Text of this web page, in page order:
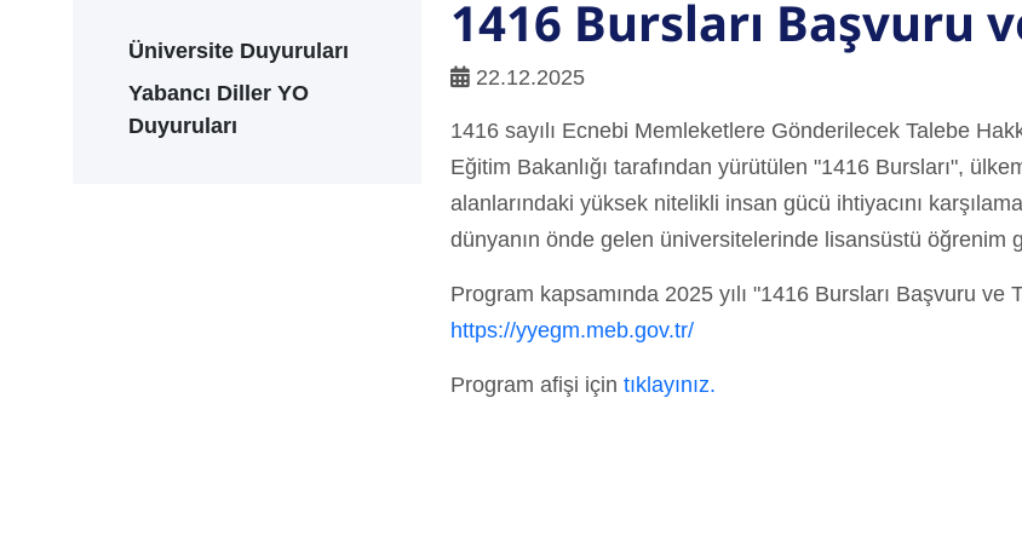
Üniversite Duyuruları
Yabancı Diller YO
Duyuruları
1416 Bursları Başvuru
22.12.2025
1416 sayılı Ecnebi Memleketlere Gönderilecek Talebe
Eğitim Bakanlığı tarafından yürütülen "1416 Bursları",
alanlarındaki yüksek nitelikli insan gücü ihtiyacını
dünyanın önde gelen üniversitelerinde lisansüstü öğrenim
Program kapsamında 2025 yılı "1416 Bursları Başvuru ve
https://yyegm.meb.gov.tr/
Program afişi için tıklayınız.